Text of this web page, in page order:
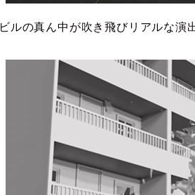
ビルの真ん中が吹き飛びリアルな演